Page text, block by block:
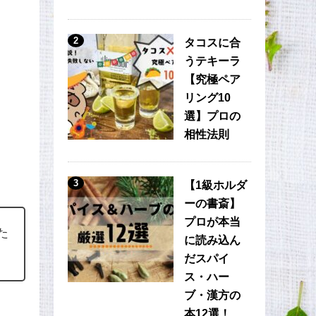
2
タコスに合
うテキーラ
【究極ペア
リング10
選】プロの
相性法則
3
【1級ホルダ
ーの書斎】
プロが本当
に読み込ん
だスパイ
ス・ハー
ブ・漢方の